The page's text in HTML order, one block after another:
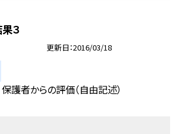
３
更新日 2016/03/18
護者からの評価（自由記述）